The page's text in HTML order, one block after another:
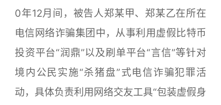
0年12月间，被告人郑某甲、郑某乙在所在
电信网络诈骗集团中，从事利用虚假比特币
投资平台“润鼎”以及刷单平台“言信”等针对
境内公民实施“杀猪盘”式电信诈骗犯罪活
动，具体负责利用网络交友工具“包装虚假身